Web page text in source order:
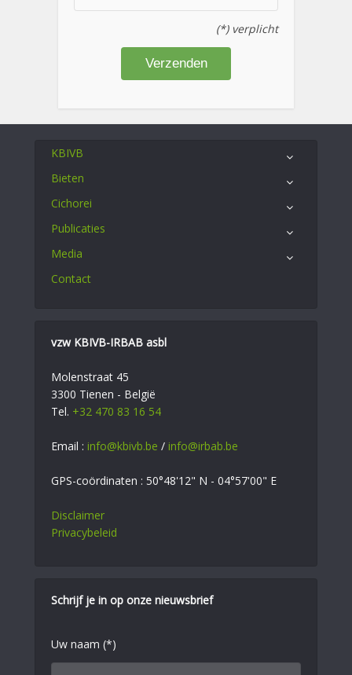
(*) verplicht
KBIVB
Bieten
Cichorei
Publicaties
Media
Contact
vzw KBIVB-IRBAB asbl
Molenstraat 45
3300 Tienen - België
Tel. +32 470 83 16 54
Email : info@kbivb.be / info@irbab.be
GPS-coördinaten : 50°48'12" N - 04°57'00" E
Disclaimer
Privacybeleid
Schrijf je in op onze nieuwsbrief
Uw naam (*)